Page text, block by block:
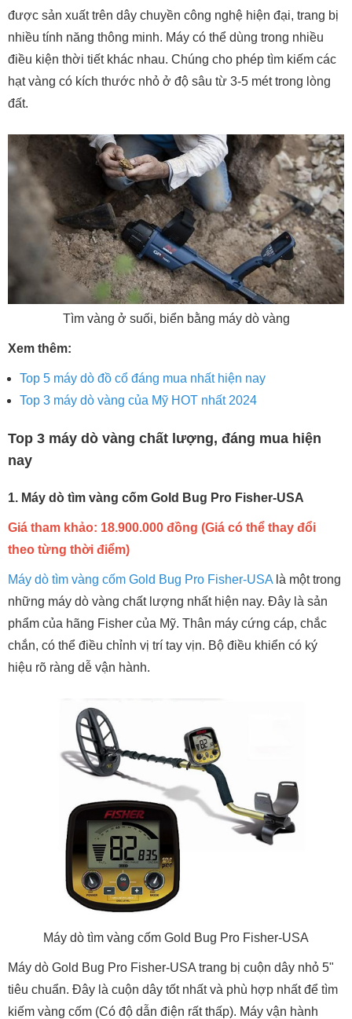
được sản xuất trên dây chuyền công nghệ hiện đại, trang bị
nhiều tính năng thông minh. Máy có thể dùng trong nhiều
điều kiện thời tiết khác nhau. Chúng cho phép tìm kiếm các
hạt vàng có kích thước nhỏ ở độ sâu từ 3-5 mét trong lòng
đất.
Tìm vàng ở suối, biển bằng máy dò vàng
Xem thêm:
Top 5 máy dò đồ cổ đáng mua nhất hiện nay
Top 3 máy dò vàng của Mỹ HOT nhất 2024
Top 3 máy dò vàng chất lượng, đáng mua hiện
nay
1. Máy dò tìm vàng cốm Gold Bug Pro Fisher-USA
Giá tham khảo: 18.900.000 đồng (Giá có thể thay đổi
theo từng thời điểm)
Máy dò tìm vàng cốm Gold Bug Pro Fisher-USA là một trong
những máy dò vàng chất lượng nhất hiện nay. Đây là sản
phẩm của hãng Fisher của Mỹ. Thân máy cứng cáp, chắc
chắn, có thể điều chỉnh vị trí tay vịn. Bộ điều khiển có ký
hiệu rõ ràng dễ vận hành.
Máy dò tìm vàng cốm Gold Bug Pro Fisher-USA
Máy dò Gold Bug Pro Fisher-USA trang bị cuộn dây nhỏ 5"
tiêu chuẩn. Đây là cuộn dây tốt nhất và phù hợp nhất để tìm
kiếm vàng cốm (Có độ dẫn điện rất thấp). Máy vận hành